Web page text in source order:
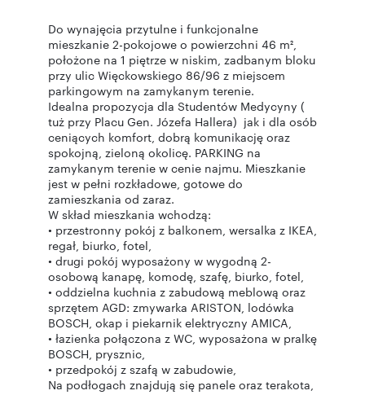
Do wynajęcia przytulne i funkcjonalne
mieszkanie 2-pokojowe o powierzchni 46 m²,
położone na 1 piętrze w niskim, zadbanym bloku
przy ulic Więckowskiego 86/96 z miejscem
parkingowym na zamykanym terenie.
Idealna propozycja dla Studentów Medycyny (
tuż przy Placu Gen. Józefa Hallera) jak i dla osób
ceniących komfort, dobrą komunikację oraz
spokojną, zieloną okolicę. PARKING na
zamykanym terenie w cenie najmu. Mieszkanie
jest w pełni rozkładowe, gotowe do
zamieszkania od zaraz.
W skład mieszkania wchodzą:
• przestronny pokój z balkonem, wersalka z IKEA,
regał, biurko, fotel,
• drugi pokój wyposażony w wygodną 2-
osobową kanapę, komodę, szafę, biurko, fotel,
• oddzielna kuchnia z zabudową meblową oraz
sprzętem AGD: zmywarka ARISTON, lodówka
BOSCH, okap i piekarnik elektryczny AMICA,
• łazienka połączona z WC, wyposażona w pralkę
BOSCH, prysznic,
• przedpokój z szafą w zabudowie,
Na podłogach znajdują się panele oraz terakota,